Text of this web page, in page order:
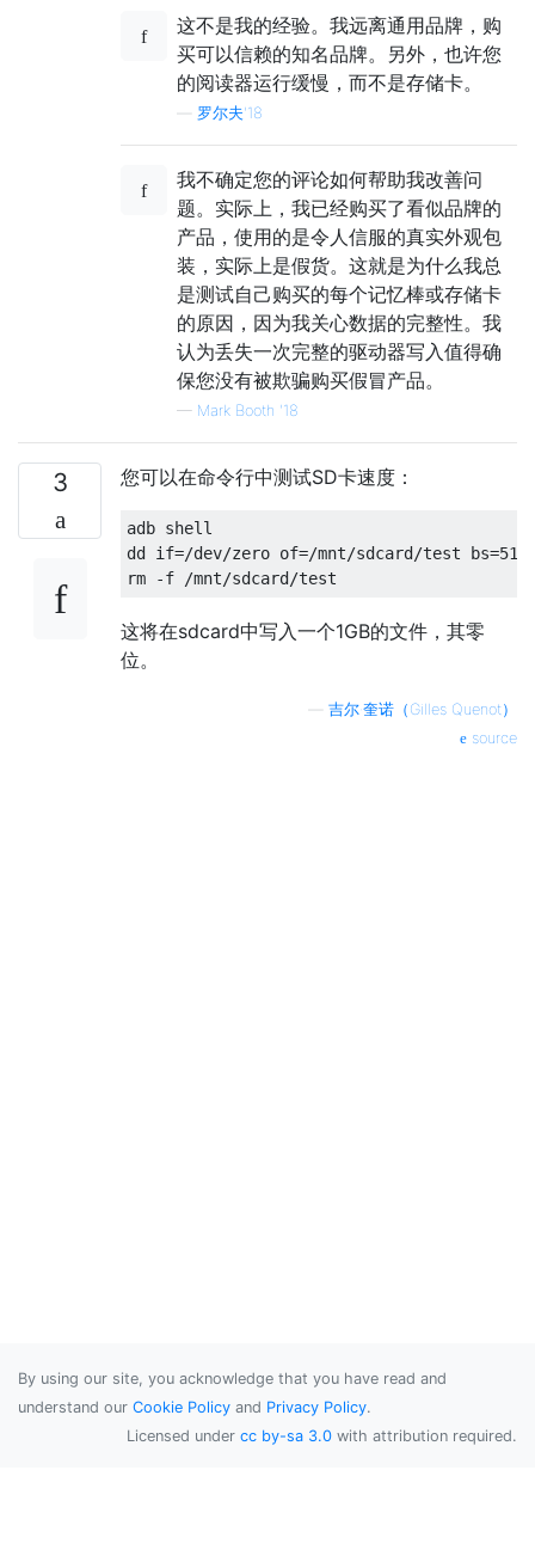
这不是我的经验。我远离通用品牌，购
买可以信赖的知名品牌。另外，也许您
的阅读器运行缓慢，而不是存储卡。
罗尔夫'18
我不确定您的评论如何帮助我改善问
题。实际上，我已经购买了看似品牌的
产品，使用的是令人信服的真实外观包
装，实际上是假货。这就是为什么我总
是测试自己购买的每个记忆棒或存储卡
的原因，因为我关心数据的完整性。我
认为丢失一次完整的驱动器写入值得确
保您没有被欺骗购买假冒产品。
— Mark Booth '18
3 您可以在命令行中测试SD卡速度：
adb shell
dd if=/dev/zero of=/mnt/sdcard/test bs=512
这将在sdcard中写入一个1GB的文件，其零
位。
吉尔·奎诺（Gilles Quenot）
source
By using our site, you acknowledge that you have read and
understand our Cookie Policy and Privacy Policy.
Licensed under cc by-sa 3.0 with attribution required.